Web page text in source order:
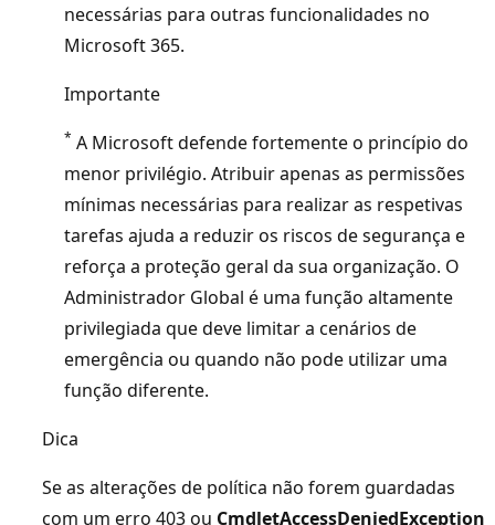
necessárias para outras funcionalidades no
Microsoft 365.
Importante
* A Microsoft defende fortemente o princípio do
menor privilégio. Atribuir apenas as permissões
mínimas necessárias para realizar as respetivas
tarefas ajuda a reduzir os riscos de segurança e
reforça a proteção geral da sua organização. O
Administrador Global é uma função altamente
privilegiada que deve limitar a cenários de
emergência ou quando não pode utilizar uma
função diferente.
Dica
Se as alterações de política não forem guardadas
com um erro 403 ou CmdletAccessDeniedException